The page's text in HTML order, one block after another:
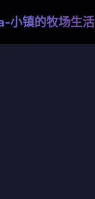
小镇的牧场生活